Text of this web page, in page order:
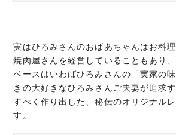
実はひろみさんのおばあちゃんはお料
焼肉屋さんを経営していることもあり
ベースはいわばひろみさんの「実家の
きの大好きなひろみさんご夫妻が追求
すべく作り出した、秘伝のオリジナル
す。